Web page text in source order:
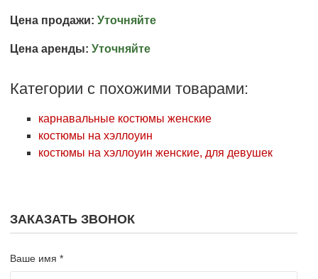
Цена продажи: Уточняйте
Цена аренды: Уточняйте
Категории с похожими товарами:
карнавальные костюмы женские
костюмы на хэллоуин
костюмы на хэллоуин женские, для девушек
ЗАКАЗАТЬ ЗВОНОК
Ваше имя *